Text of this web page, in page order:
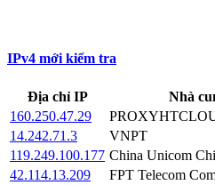
IPv4 mới kiểm tra
Địa chỉ IP Nhà
160.250.47.29
14.242.71.3
VNPT
119.249.100.177 China Unicom
42.114.13.209
FPT Telecom